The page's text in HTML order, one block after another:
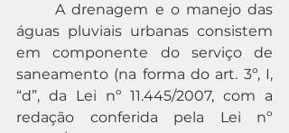
	A drenagem e o manejo das
águas pluviais urbanas consistem
em componente do serviço de
saneamento (na forma do art. 3º, I,
“d”, da Lei nº 11.445/2007, com a
redação conferida pela Lei nº